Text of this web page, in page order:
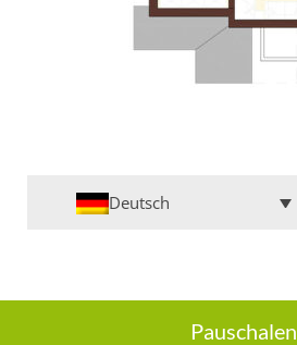
Deutsch
Pauschalen